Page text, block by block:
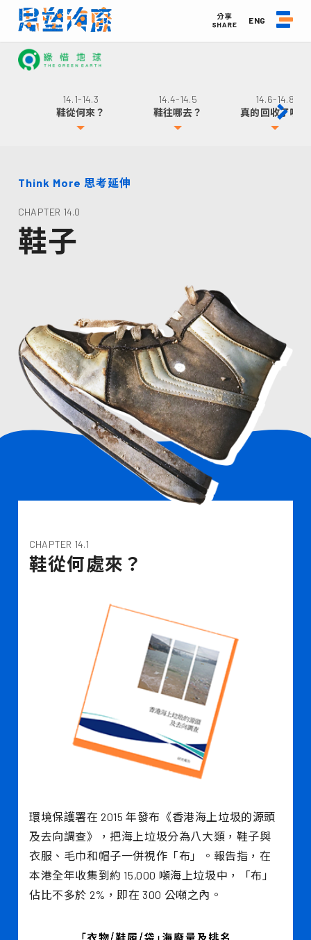
ENG
14.1-14.3
鞋從何來？
14.4-14.5
鞋往哪去？
14.6-14.8
真的回收了嗎？
Think More 思考延伸
CHAPTER 14.0
鞋子
CHAPTER 14.1
鞋從何處來？
環境保護署在 2015 年發布《香港海上垃圾的源頭
及去向調查》，把海上垃圾分為八大類，鞋子與
衣服、毛巾和帽子一併視作「布」。報告指，在
本港全年收集到約 15,000 噸海上垃圾中，「布」
佔比不多於 2%，即在 300 公噸之內。